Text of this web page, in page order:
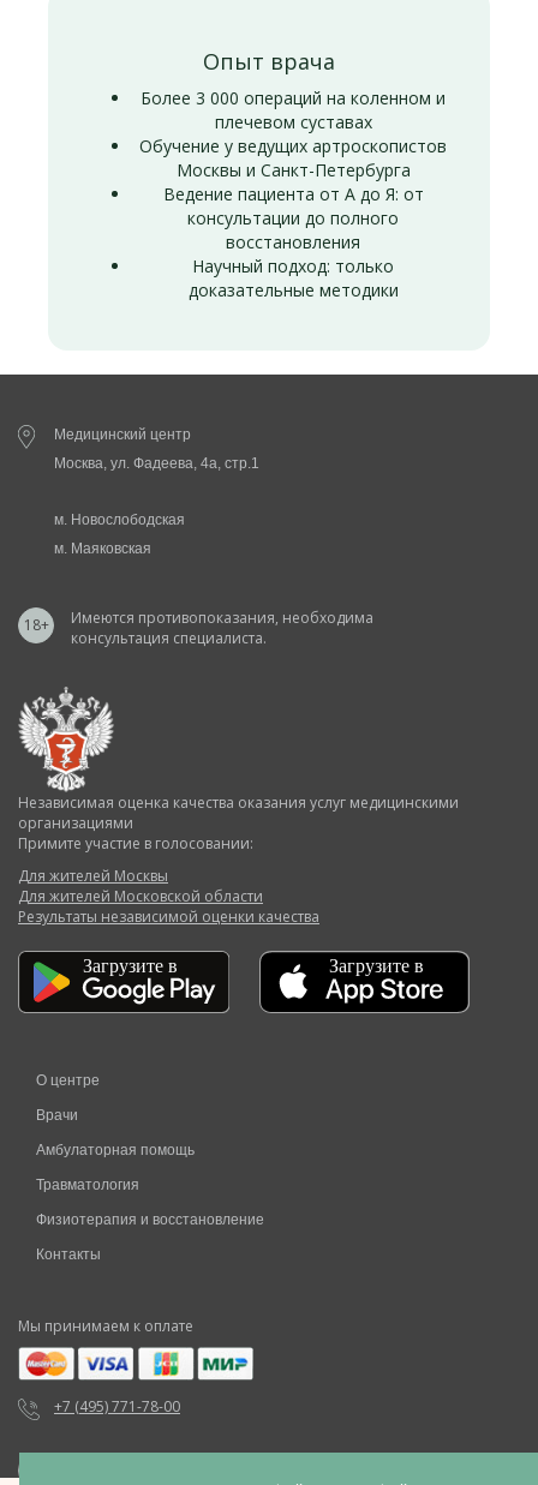
Опыт врача
Более 3 000 операций на коленном и
плечевом суставах
Обучение у ведущих артроскопистов
Москвы и Санкт-Петербурга
Ведение пациента от А до Я: от
консультации до полного
восстановления
Научный подход: только
доказательные методики
Медицинский центр
Москва, ул. Фадеева, 4а, стр.1
м. Новослободская
м. Маяковская
18+
Имеются противопоказания, необходима
консультация специалиста.
Независимая оценка качества оказания услуг медицинскими
организациями
Примите участие в голосовании:
Для жителей Москвы
Для жителей Московской области
Результаты независимой оценки качества
О центре
Врачи
Амбулаторная помощь
Травматология
Физиотерапия и восстановление
Контакты
Мы принимаем к оплате
+7 (495) 771-78-00